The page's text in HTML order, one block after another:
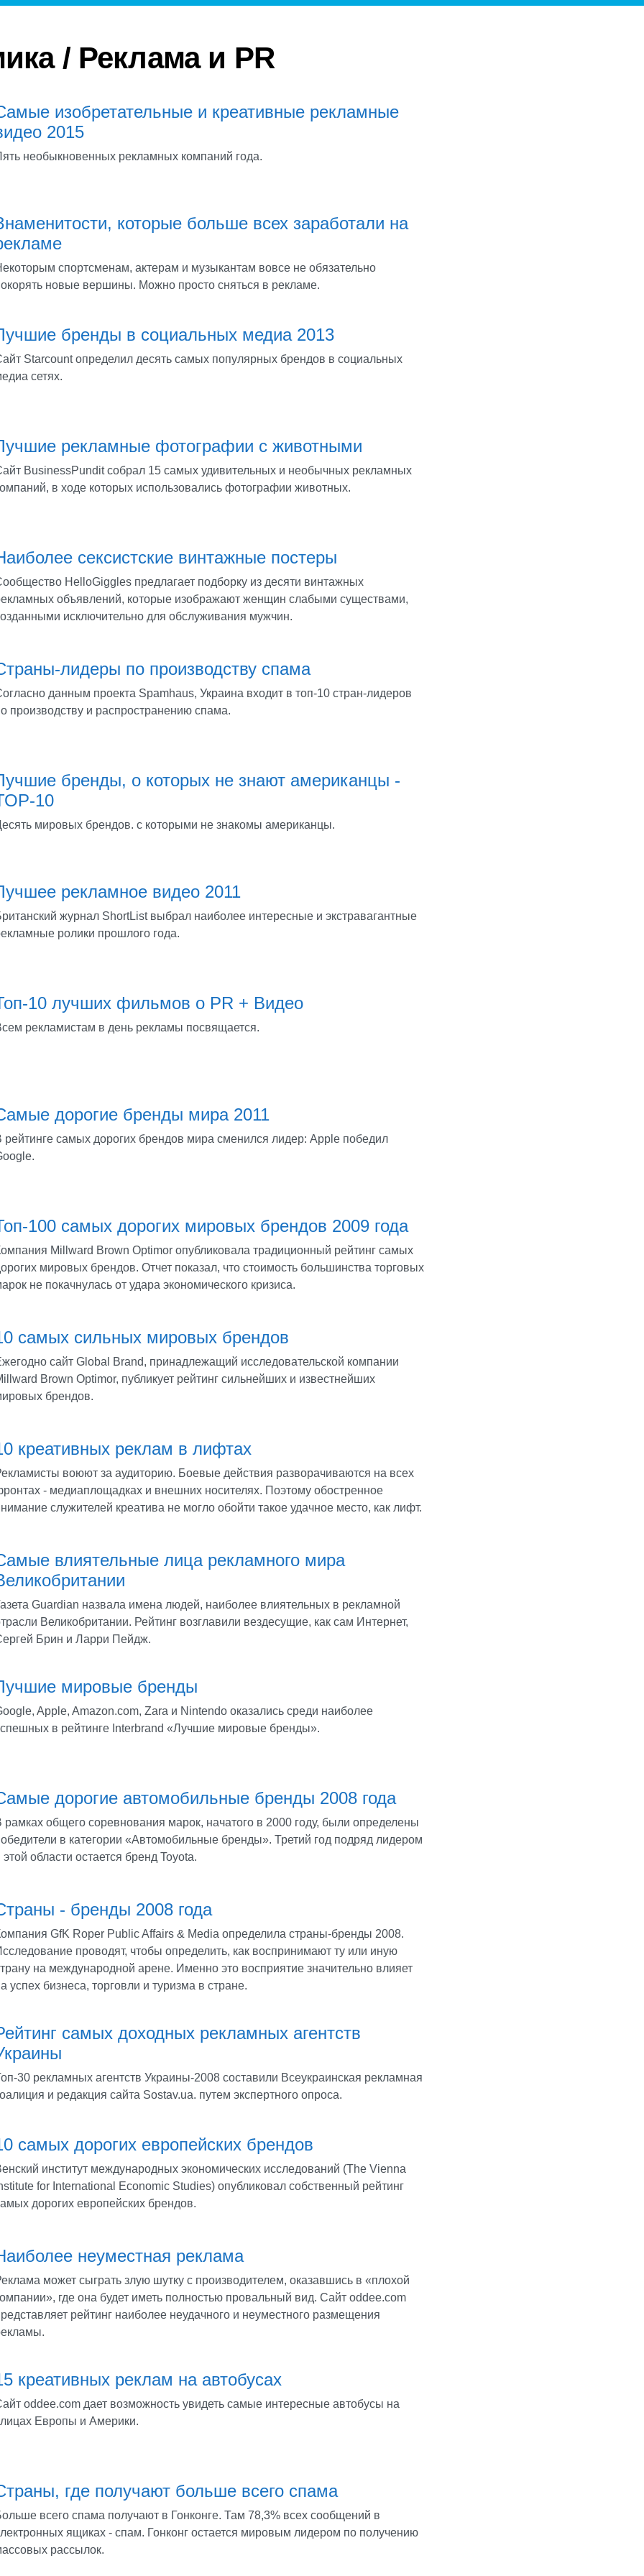
/ Реклама и PR
изобретательные и креативные рекламные
2015
необыкновенных рекламных компаний года.
которые больше всех заработали на
спортсменам, актерам и музыкантам вовсе не обязательно
новые вершины. Можно просто сняться в рекламе.
бренды в социальных медиа 2013
Starcount определил десять самых популярных брендов в социальных
сетях.
рекламные фотографии с животными
BusinessPundit собрал 15 самых удивительных и необычных рекламных
в ходе которых использовались фотографии животных.
сексистские винтажные постеры
HelloGiggles предлагает подборку из десяти винтажных
объявлений, которые изображают женщин слабыми существами,
исключительно для обслуживания мужчин.
лидеры по производству спама
данным проекта Spamhaus, Украина входит в топ-10 стран-лидеров
производству и распространению спама.
бренды, о которых не знают американцы -
10
мировых брендов. с которыми не знакомы американцы.
рекламное видео 2011
журнал ShortList выбрал наиболее интересные и экстравагантные
ролики прошлого года.
10 лучших фильмов о PR + Видео
рекламистам в день рекламы посвящается.
дорогие бренды мира 2011
рейтинге самых дорогих брендов мира сменился лидер: Apple победил
100 самых дорогих мировых брендов 2009 года
Millward Brown Optimor опубликовала традиционный рейтинг самых
мировых брендов. Отчет показал, что стоимость большинства торговых
не покачнулась от удара экономического кризиса.
самых сильных мировых брендов
сайт Global Brand, принадлежащий исследовательской компании
Brown Optimor, публикует рейтинг сильнейших и известнейших
брендов.
креативных реклам в лифтах
воюют за аудиторию. Боевые действия разворачиваются на всех
- медиаплощадках и внешних носителях. Поэтому обостренное
служителей креатива не могло обойти такое удачное место, как лифт.
влиятельные лица рекламного мира
Guardian назвала имена людей, наиболее влиятельных в рекламной
Великобритании. Рейтинг возглавили вездесущие, как сам Интернет,
Брин и Ларри Пейдж.
мировые бренды
Apple, Amazon.com, Zara и Nintendo оказались среди наиболее
в рейтинге Interbrand «Лучшие мировые бренды».
дорогие автомобильные бренды 2008 года
рамках общего соревнования марок, начатого в 2000 году, были определены
в категории «Автомобильные бренды». Третий год подряд лидером
этой области остается бренд Toyota.
- бренды 2008 года
GfK Roper Public Affairs & Media определила страны-бренды 2008.
проводят, чтобы определить, как воспринимают ту или иную
на международной арене. Именно это восприятие значительно влияет
успех бизнеса, торговли и туризма в стране.
самых доходных рекламных агентств
30 рекламных агентств Украины-2008 составили Всеукраинская рекламная
и редакция сайта Sostav.ua. путем экспертного опроса.
самых дорогих европейских брендов
институт международных экономических исследований (The Vienna
for International Economic Studies) опубликовал собственный рейтинг
дорогих европейских брендов.
неуместная реклама
может сыграть злую шутку с производителем, оказавшись в «плохой
где она будет иметь полностью провальный вид. Сайт oddee.com
рейтинг наиболее неудачного и неуместного размещения
креативных реклам на автобусах
oddee.com дает возможность увидеть самые интересные автобусы на
Европы и Америки.
где получают больше всего спама
всего спама получают в Гонконге. Там 78,3% всех сообщений в
ящиках - спам. Гонконг остается мировым лидером по получению
рассылок.